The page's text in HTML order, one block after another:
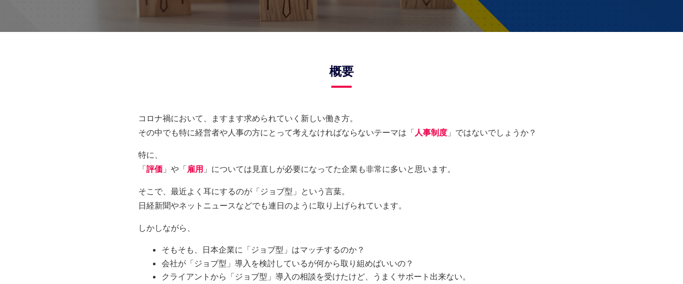
概要
コロナ禍において、ますます求められていく新しい働き方。
その中でも特に経営者や人事の方にとって考えなければならないテーマは「人事制度 」ではないでしょうか？
特に、
「評価 」や「雇用 」については見直しが必要になってた企業も非常に多いと思います。
そこで、最近よく耳にするのが「ジョブ型」という言葉。
日経新聞やネットニュースなどでも連日のように取り上げられています。
しかしながら、
そもそも、日本企業に「ジョブ型」はマッチするのか？
会社が「ジョブ型」導入を検討しているが何から取り組めばいいの？
クライアントから「ジョブ型」導入の相談を受けたけど、うまくサポート出来ない。